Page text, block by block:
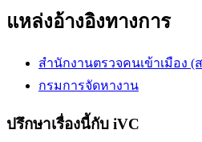
แหล่งอ้างอิงทางการ
สำนักงานตรวจคนเข้าเมือง (
กรมการจัดหางาน
ปรึกษาเรื่องนี้กับ iVC